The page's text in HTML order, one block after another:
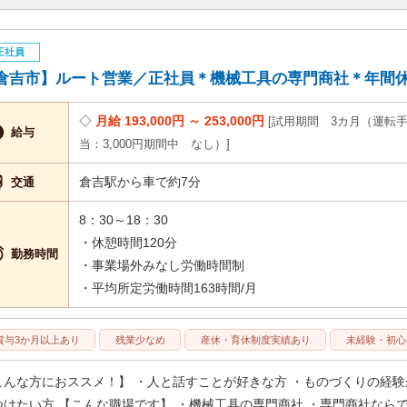
社員
吉市】ルート営業／正社員＊機械工具の専門商社＊年
給与
月給 193,000円 ～ 253,000円
試用期間 3カ月（運転
当：3,000円期間中 なし）
交通 倉吉駅から車で約7分
勤務時間
8：30～18：30
・休憩時間120分
・事業場外みなし労働時間制
・平均所定労働時間163時間/月
与3か月以上あり 残業少なめ 産休・育休制度実績あり 未経験・初
んな方におススメ！】 ・人と話すことが好きな方 ・ものづくりの経